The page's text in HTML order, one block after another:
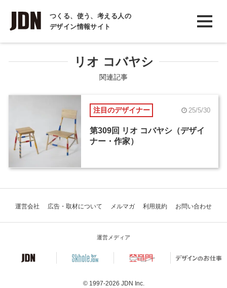
つくる、使う、考える人の
デザイン情報サイト
INTERVIEW
インタビュー
REPORT
COLUMN
リオ コバヤシ
関連記事
注目のデザイナー 25/5/30
第309回 リオ コバヤシ（デザイ
ナー・作家）
運営会社 広告・取材について メルマガ 利用規約 お問い合わせ
運営メディア
© 1997-2026 JDN Inc.